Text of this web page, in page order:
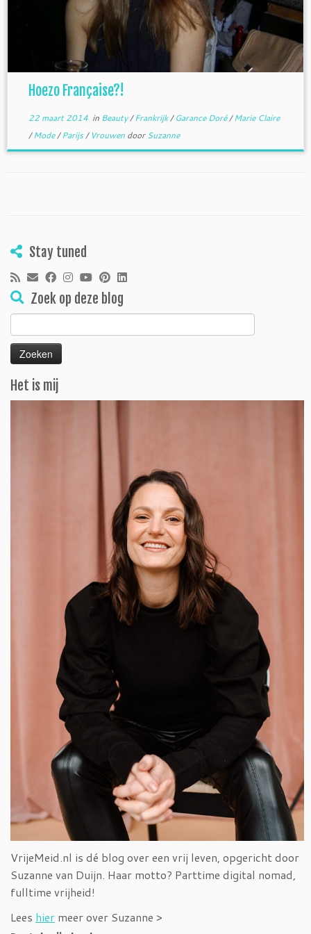
Hoezo Française?!
22 maart 2014in Beauty/Frankrijk/Garance Doré/Marie Claire
/Mode/Parijs/ Vrouwen doorSuzanne
Stay tuned
Zoek op deze blog
Zoeken
naar:
Het is mij
VrijeMeid.nl is dé blog over een vrij leven, opgericht door
Suzanne van Duijn. Haar motto? Parttime digital nomad,
fulltime vrijheid!
Lees hier meer over Suzanne >